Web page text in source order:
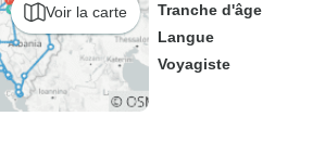
Voir la carte
Tranche d'âge
Langue
Voyagiste